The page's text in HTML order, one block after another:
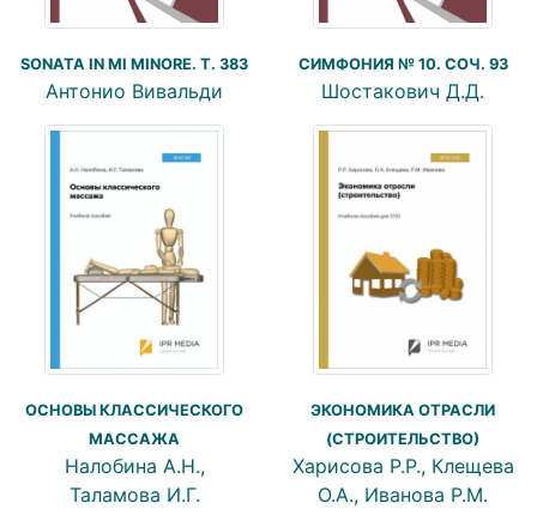
SONATA IN MI MINORE. T. 383
Антонио Вивальди
СИМФОНИЯ № 10. СОЧ. 93
Шостакович Д.Д.
ОСНОВЫ КЛАССИЧЕСКОГО
МАССАЖА
Налобина А.Н.,
Таламова И.Г.
ЭКОНОМИКА ОТРАСЛИ
(СТРОИТЕЛЬСТВО)
Харисова Р.Р., Клещева
О.А., Иванова Р.М.